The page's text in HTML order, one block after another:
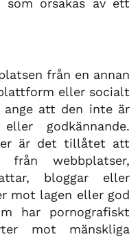
orsakas av ett
från en annan
eller socialt
att den inte är
godkännande.
är det tillåtet att
webbplatser,
bloggar eller
mot lagen eller god
har pornografiskt
mot mänskliga